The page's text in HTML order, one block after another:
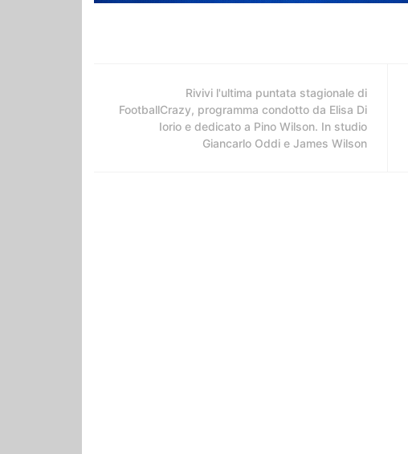
Rivivi l'ultima puntata stagionale di
FootballCrazy, programma condotto da Elisa Di
Iorio e dedicato a Pino Wilson. In studio
Giancarlo Oddi e James Wilson